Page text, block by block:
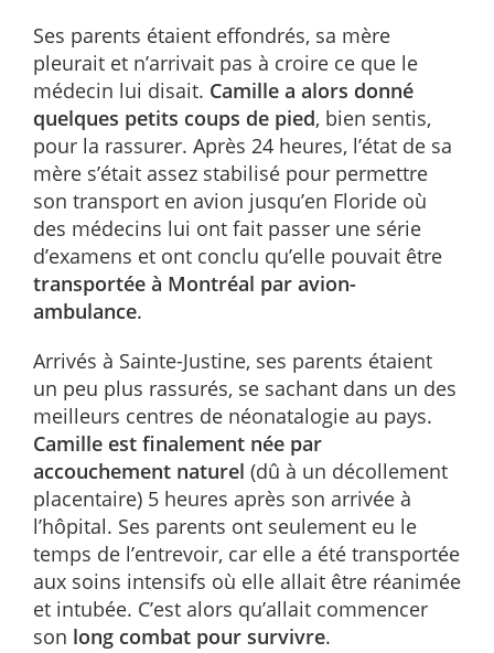
Ses parents étaient effondrés, sa mère
pleurait et n’arrivait pas à croire ce que le
médecin lui disait. Camille a alors donné
quelques petits coups de pied, bien sentis,
pour la rassurer. Après 24 heures, l’état de sa
mère s’était assez stabilisé pour permettre
son transport en avion jusqu’en Floride où
des médecins lui ont fait passer une série
d’examens et ont conclu qu’elle pouvait être
transportée à Montréal par avion-
ambulance.
Arrivés à Sainte-Justine, ses parents étaient
un peu plus rassurés, se sachant dans un des
meilleurs centres de néonatalogie au pays.
Camille est finalement née par
accouchement naturel (dû à un décollement
placentaire) 5 heures après son arrivée à
l’hôpital. Ses parents ont seulement eu le
temps de l’entrevoir, car elle a été transportée
aux soins intensifs où elle allait être réanimée
et intubée. C’est alors qu’allait commencer
son long combat pour survivre.